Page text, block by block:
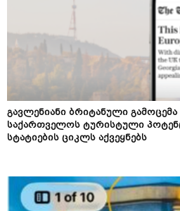
გავლენიანი ბრიტანული
საქართველოს ტურისტული
სტატიების ციკლს აქვეყნებს